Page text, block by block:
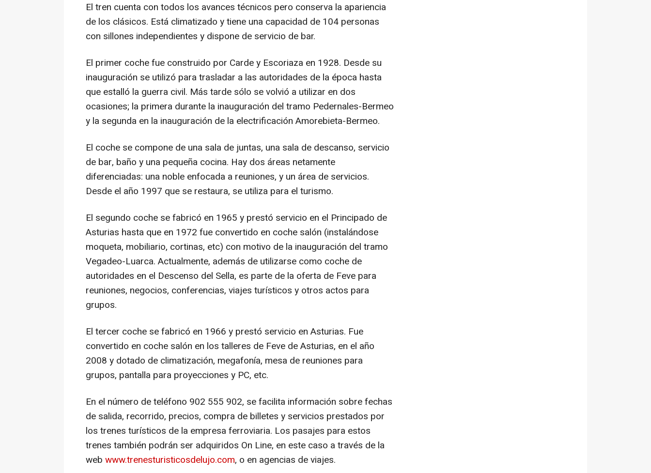
El tren cuenta con todos los avances técnicos pero conserva la apariencia
de los clásicos. Está climatizado y tiene una capacidad de 104 personas
con sillones independientes y dispone de servicio de bar.
El primer coche fue construido por Carde y Escoriaza en 1928. Desde su
inauguración se utilizó para trasladar a las autoridades de la época hasta
que estalló la guerra civil. Más tarde sólo se volvió a utilizar en dos
ocasiones; la primera durante la inauguración del tramo Pedernales-Bermeo
y la segunda en la inauguración de la electrificación Amorebieta-Bermeo.
El coche se compone de una sala de juntas, una sala de descanso, servicio
de bar, baño y una pequeña cocina. Hay dos áreas netamente
diferenciadas: una noble enfocada a reuniones, y un área de servicios.
Desde el año 1997 que se restaura, se utiliza para el turismo.
El segundo coche se fabricó en 1965 y prestó servicio en el Principado de
Asturias hasta que en 1972 fue convertido en coche salón (instalándose
moqueta, mobiliario, cortinas, etc) con motivo de la inauguración del tramo
Vegadeo-Luarca. Actualmente, además de utilizarse como coche de
autoridades en el Descenso del Sella, es parte de la oferta de Feve para
reuniones, negocios, conferencias, viajes turísticos y otros actos para
grupos.
El tercer coche se fabricó en 1966 y prestó servicio en Asturias. Fue
convertido en coche salón en los talleres de Feve de Asturias, en el año
2008 y dotado de climatización, megafonía, mesa de reuniones para
grupos, pantalla para proyecciones y PC, etc.
En el número de teléfono 902 555 902, se facilita información sobre fechas
de salida, recorrido, precios, compra de billetes y servicios prestados por
los trenes turísticos de la empresa ferroviaria. Los pasajes para estos
trenes también podrán ser adquiridos On Line, en este caso a través de la
web www.trenesturisticosdelujo.com, o en agencias de viajes.